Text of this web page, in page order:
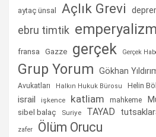
aytaç ünsal Açlık Grevi
ebru timtik emperyalizm
fransa Gazze gerçek Gerçek
Grup Yorum Gökhan
Avukatları
Halkın Hukuk Bürosu Helin
israil işkence katliam mahkeme
sibel balaç Suriye TAYAD
zafer Ölüm Orucu